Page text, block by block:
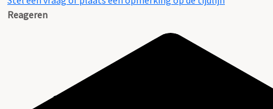
Reageren